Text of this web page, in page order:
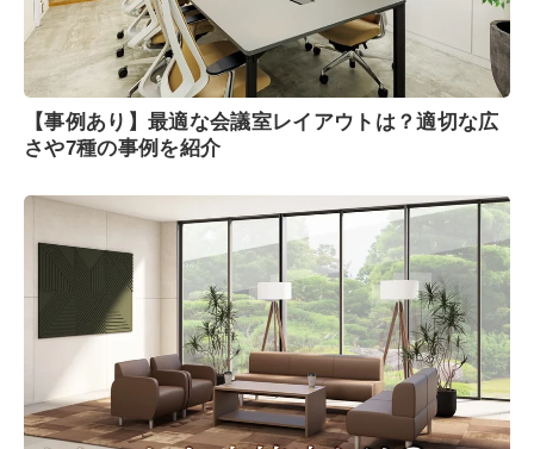
【事例あり】最適な会議室レイアウトは？適切な広
さや7種の事例を紹介